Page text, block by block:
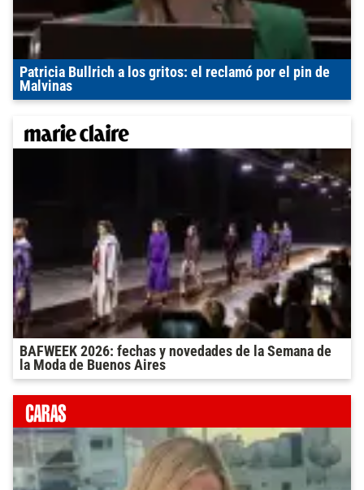
Patricia Bullrich a los gritos: el reclamó por el pin de
Malvinas
BAFWEEK 2026: fechas y novedades de la Semana de
la Moda de Buenos Aires